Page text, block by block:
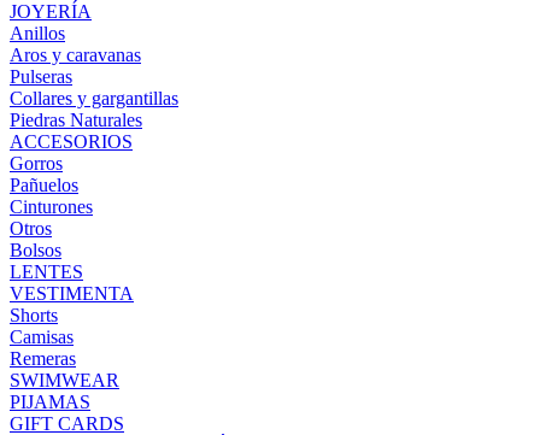
JOYERÍA
Anillos
Aros y caravanas
Pulseras
Collares y gargantillas
Piedras Naturales
ACCESORIOS
Gorros
Pañuelos
Cinturones
Otros
Bolsos
LENTES
VESTIMENTA
Shorts
Camisas
Remeras
SWIMWEAR
PIJAMAS
GIFT CARDS